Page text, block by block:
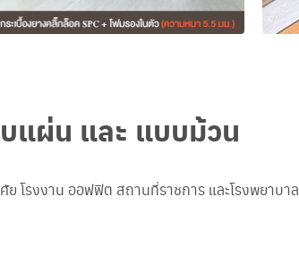
แผ่น และ แบบม้วน
โรงงาน ออฟฟิต สถานที่ราชการ และโรงพยาบาล